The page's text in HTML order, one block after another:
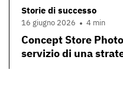
Storie di successo
16 giugno 2026 4 min
Concept Store
servizio di una